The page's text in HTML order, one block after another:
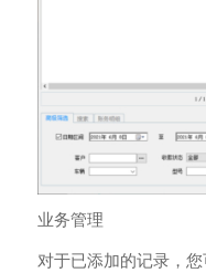
业务管理
对于已添加的记录，